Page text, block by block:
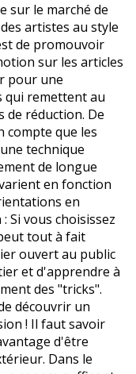
sur le marché de
artistes au style
de promouvoir
sur les articles
pour une
qui remettent au
de réduction. De
compte que les
technique
de longue
en fonction
en
Si vous choisissez
tout à fait
ouvert au public
et d'apprendre à
des "tricks".
découvrir un
! Il faut savoir
d'être
Dans le